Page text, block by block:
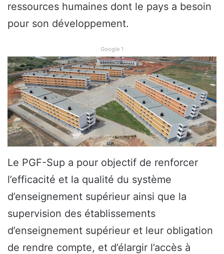
ressources humaines dont le pays a besoin
pour son développement.
Google 1
Le PGF-Sup a pour objectif de renforcer
l’efficacité et la qualité du système
d’enseignement supérieur ainsi que la
supervision des établissements
d’enseignement supérieur et leur obligation
de rendre compte, et d’élargir l’accès à